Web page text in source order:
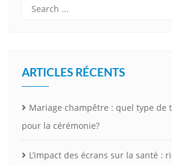
ARTICLES RÉCENTS
Mariage champêtre : quel type de
pour la cérémonie?
L’impact des écrans sur la santé :